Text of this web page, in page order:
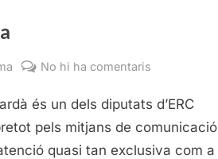
No hi ha comentaris
sense
Esquerra
és un dels diputats d’ERC
pels mitjans de comunicació
quasi tan exclusiva com a